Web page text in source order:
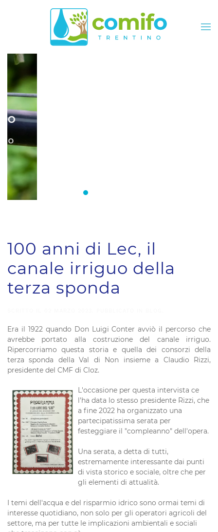
Skip to main content
Comifo Trentino
E SERVIZI PER TUTTI I CONSORZI
Consorzi irrigui e di miglioramento
100 anni di Lec, il
canale irriguo della
terza sponda
Era il 1922 quando Don Luigi Conter avviò il percorso che
avrebbe portato alla costruzione del canale irriguo.
Ripercorriamo questa storia e quella dei consorzi della
terza sponda della Val di Non insieme a Claudio Rizzi,
presidente del CMF di Cloz.
L'occasione per questa intervista ce
l'ha data lo stesso presidente Rizzi, che
a fine 2022 ha organizzato una
partecipatissima serata per
festeggiare il "compleanno" dell'opera.
Una serata, a detta di tutti,
estremamente interessante dai punti
di vista storico e sociale, oltre che per
gli elementi di attualità.
I temi dell'acqua e del risparmio idrico sono ormai temi di
interesse quotidiano, non solo per gli operatori agricoli del
settore, ma per tutte le implicazioni ambientali e sociali